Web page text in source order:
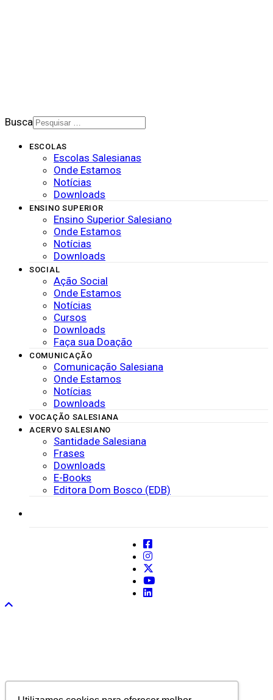
Busca
ESCOLAS
Escolas Salesianas
Onde Estamos
Notícias
Downloads
ENSINO SUPERIOR
Ensino Superior Salesiano
Onde Estamos
Notícias
Downloads
SOCIAL
Ação Social
Onde Estamos
Notícias
Cursos
Downloads
Faça sua Doação
COMUNICAÇÃO
Comunicação Salesiana
Onde Estamos
Notícias
Downloads
VOCAÇÃO SALESIANA
ACERVO SALESIANO
Santidade Salesiana
Frases
Downloads
E-Books
Editora Dom Bosco (EDB)